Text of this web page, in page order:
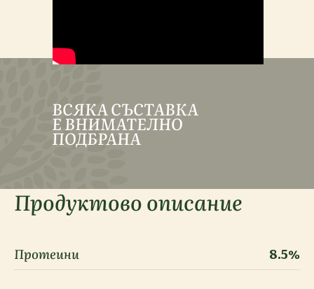
ВСЯКА СЪСТАВКА
Е ВНИМАТЕЛНО
ПОДБРАНА
Продуктово описание
Протеини 8.5%